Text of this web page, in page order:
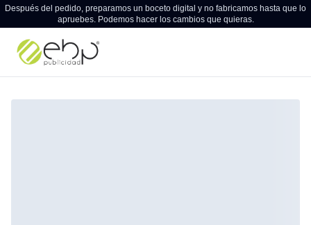
Después del pedido, preparamos un boceto digital y no fabricamos hasta que lo
apruebes. Podemos hacer los cambios que quieras.